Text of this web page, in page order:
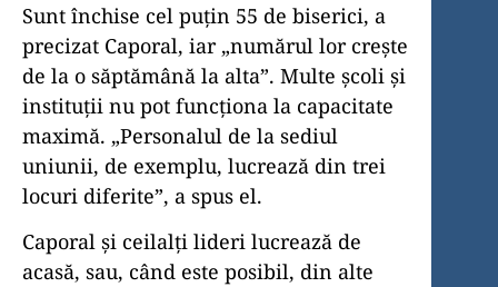
Sunt închise cel puțin 55 de biserici, a
precizat Caporal, iar „numărul lor crește
de la o săptămână la alta”. Multe școli și
instituții nu pot funcționa la capacitate
maximă. „Personalul de la sediul
uniunii, de exemplu, lucrează din trei
locuri diferite”, a spus el.
Caporal și ceilalți lideri lucrează de
acasă, sau, când este posibil, din alte